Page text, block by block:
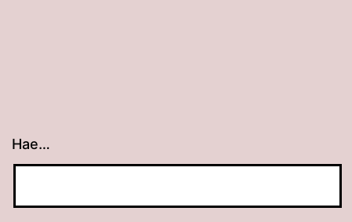
Hae…
Kun tuloksia tulee, voit selata niitä